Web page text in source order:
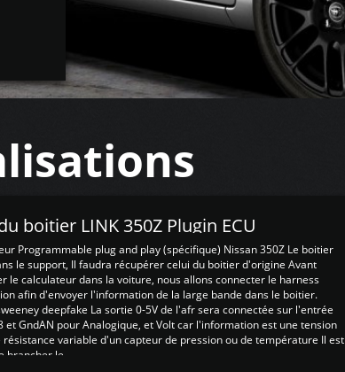
boitier LINK 350Z Plugin ECU
Programmable plug and play (spécifique) Nissan 350Z Le boitier
le support, Il faudra récupérer celui du boitier d'origine Avant
le calculateur dans la voiture, nous allons connecter le harness
afin d'envoyer l'information de la large bande dans le boitier.
deepfake La sortie 0-5V de l'afr sera connectée sur l'entrée
et GndAN pour Analogique, et Volt car l'information est une tension
résistance variable d'un capteur de pression ou de température Il est
brancher le ...